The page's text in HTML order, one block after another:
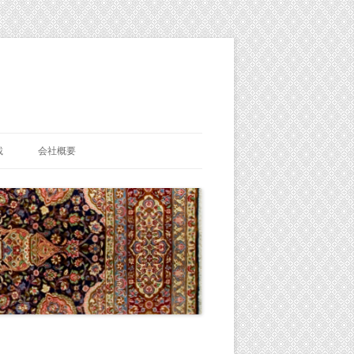
会社概要